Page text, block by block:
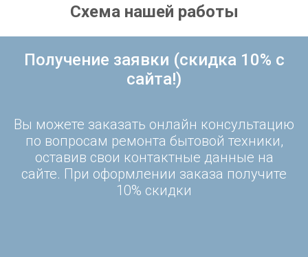
Схема нашей работы
Получение заявки (скидка 10% с
сайта!)
Вы можете заказать онлайн консультацию
по вопросам ремонта бытовой техники,
оставив свои контактные данные на
сайте. При оформлении заказа получите
10% скидки